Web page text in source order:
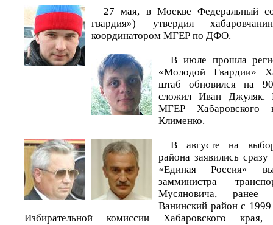
27 мая, в Москве Федеральный
гвардия») утвердил
координатором МГЕР по ДФО.
В июле прошла
«Молодой Гвардии»
штаб обновился на
сложил Иван Джуляк.
МГЕР Хабаровского
Клименко.
В августе на
района заявились
«Единая Россия»
замминистра
Мусяновича, ранее
Ванинский район с
Избирательной комиссии Хабаровского края,